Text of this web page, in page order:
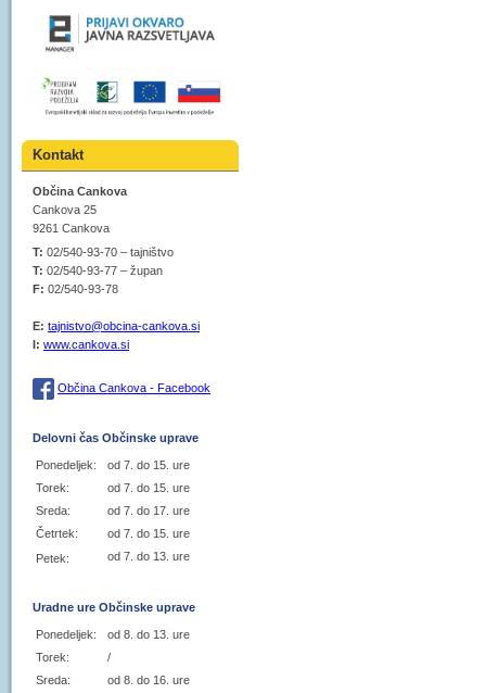
Kontakt
Občina Cankova
Cankova 25
9261 Cankova
T: 02/540-93-70 – tajništvo
T: 02/540-93-77 – župan
F: 02/540-93-78
E: tajnistvo@obcina-cankova.si
I: www.cankova.si
Občina Cankova - Facebook
Delovni čas Občinske uprave
Ponedeljek:
od 7. do 15. ure
Torek:
od 7. do 15. ure
Sreda:
od 7. do 17. ure
Četrtek:
od 7. do 15. ure
Petek:
od 7. do 13. ure
Uradne ure Občinske uprave
Ponedeljek:
od 8. do 13. ure
Torek:
/
Sreda:
od 8. do 16. ure